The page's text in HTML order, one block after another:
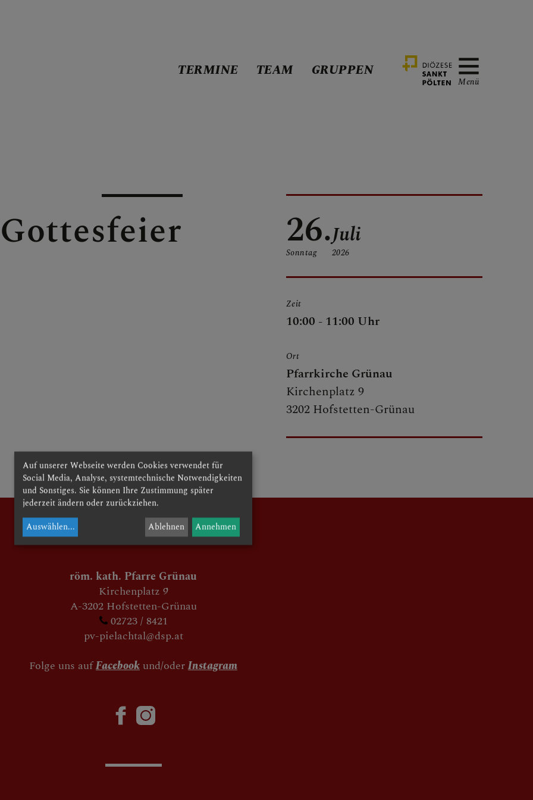
TERMINE TEAM GRUPPEN
Menü
26.
Sonntag
Juli
2026
Zeit
10:00 - 11:00 Uhr
Ort
Pfarrkirche Grünau
Kirchenplatz 9
3202 Hofstetten-Grünau
röm. kath. Pfarre Grünau
Kirchenplatz 9
A-3202 Hofstetten-Grünau
02723 / 8421
pv-pielachtal@dsp.at
Folge uns aufFacebookund/oderInstagram
Auf unserer Webseite werden Cookies verwendet für
Social Media, Analyse, systemtechnische Notwendigkeiten
und Sonstiges. Sie können Ihre Zustimmung später
jederzeit ändern oder zurückziehen.
Auswählen... Ablehnen Annehmen